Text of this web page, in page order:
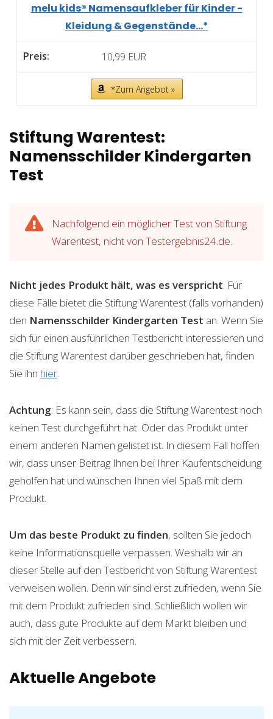
melu kids® Namensaufkleber für Kinder -
Kleidung & Gegenstände...*
10,99 EUR
*Zum Angebot »
Stiftung Warentest:
Namensschilder Kindergarten
Test
Nachfolgend ein möglicher Test von Stiftung
Warentest, nicht von Testergebnis24.de.
Nicht jedes Produkt hält, was es verspricht. Für
diese Fälle bietet die Stiftung Warentest (falls vorhanden)
den Namensschilder Kindergarten Test an. Wenn Sie
sich für einen ausführlichen Testbericht interessieren und
die Stiftung Warentest darüber geschrieben hat, finden
Sie ihn hier.
Achtung: Es kann sein, dass die Stiftung Warentest noch
keinen Test durchgeführt hat. Oder das Produkt unter
einem anderen Namen gelistet ist. In diesem Fall hoffen
wir, dass unser Beitrag Ihnen bei Ihrer Kaufentscheidung
geholfen hat und wünschen Ihnen viel Spaß mit dem
Produkt.
Um das beste Produkt zu finden, sollten Sie jedoch
keine Informationsquelle verpassen. Weshalb wir an
dieser Stelle auf den Testbericht von Stiftung Warentest
verweisen wollen. Denn wir sind erst zufrieden, wenn Sie
mit dem Produkt zufrieden sind. Schließlich wollen wir
auch, dass gute Produkte auf dem Markt bleiben und
sich mit der Zeit verbessern.
Aktuelle Angebote